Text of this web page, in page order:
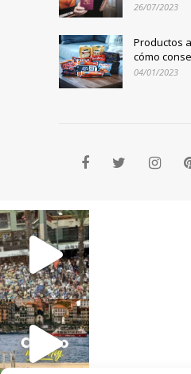
26/07/2023
Productos
cómo
04/01/2023